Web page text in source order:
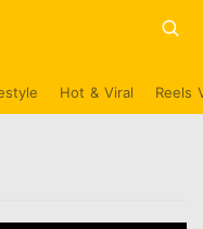
Hot & Viral Reels